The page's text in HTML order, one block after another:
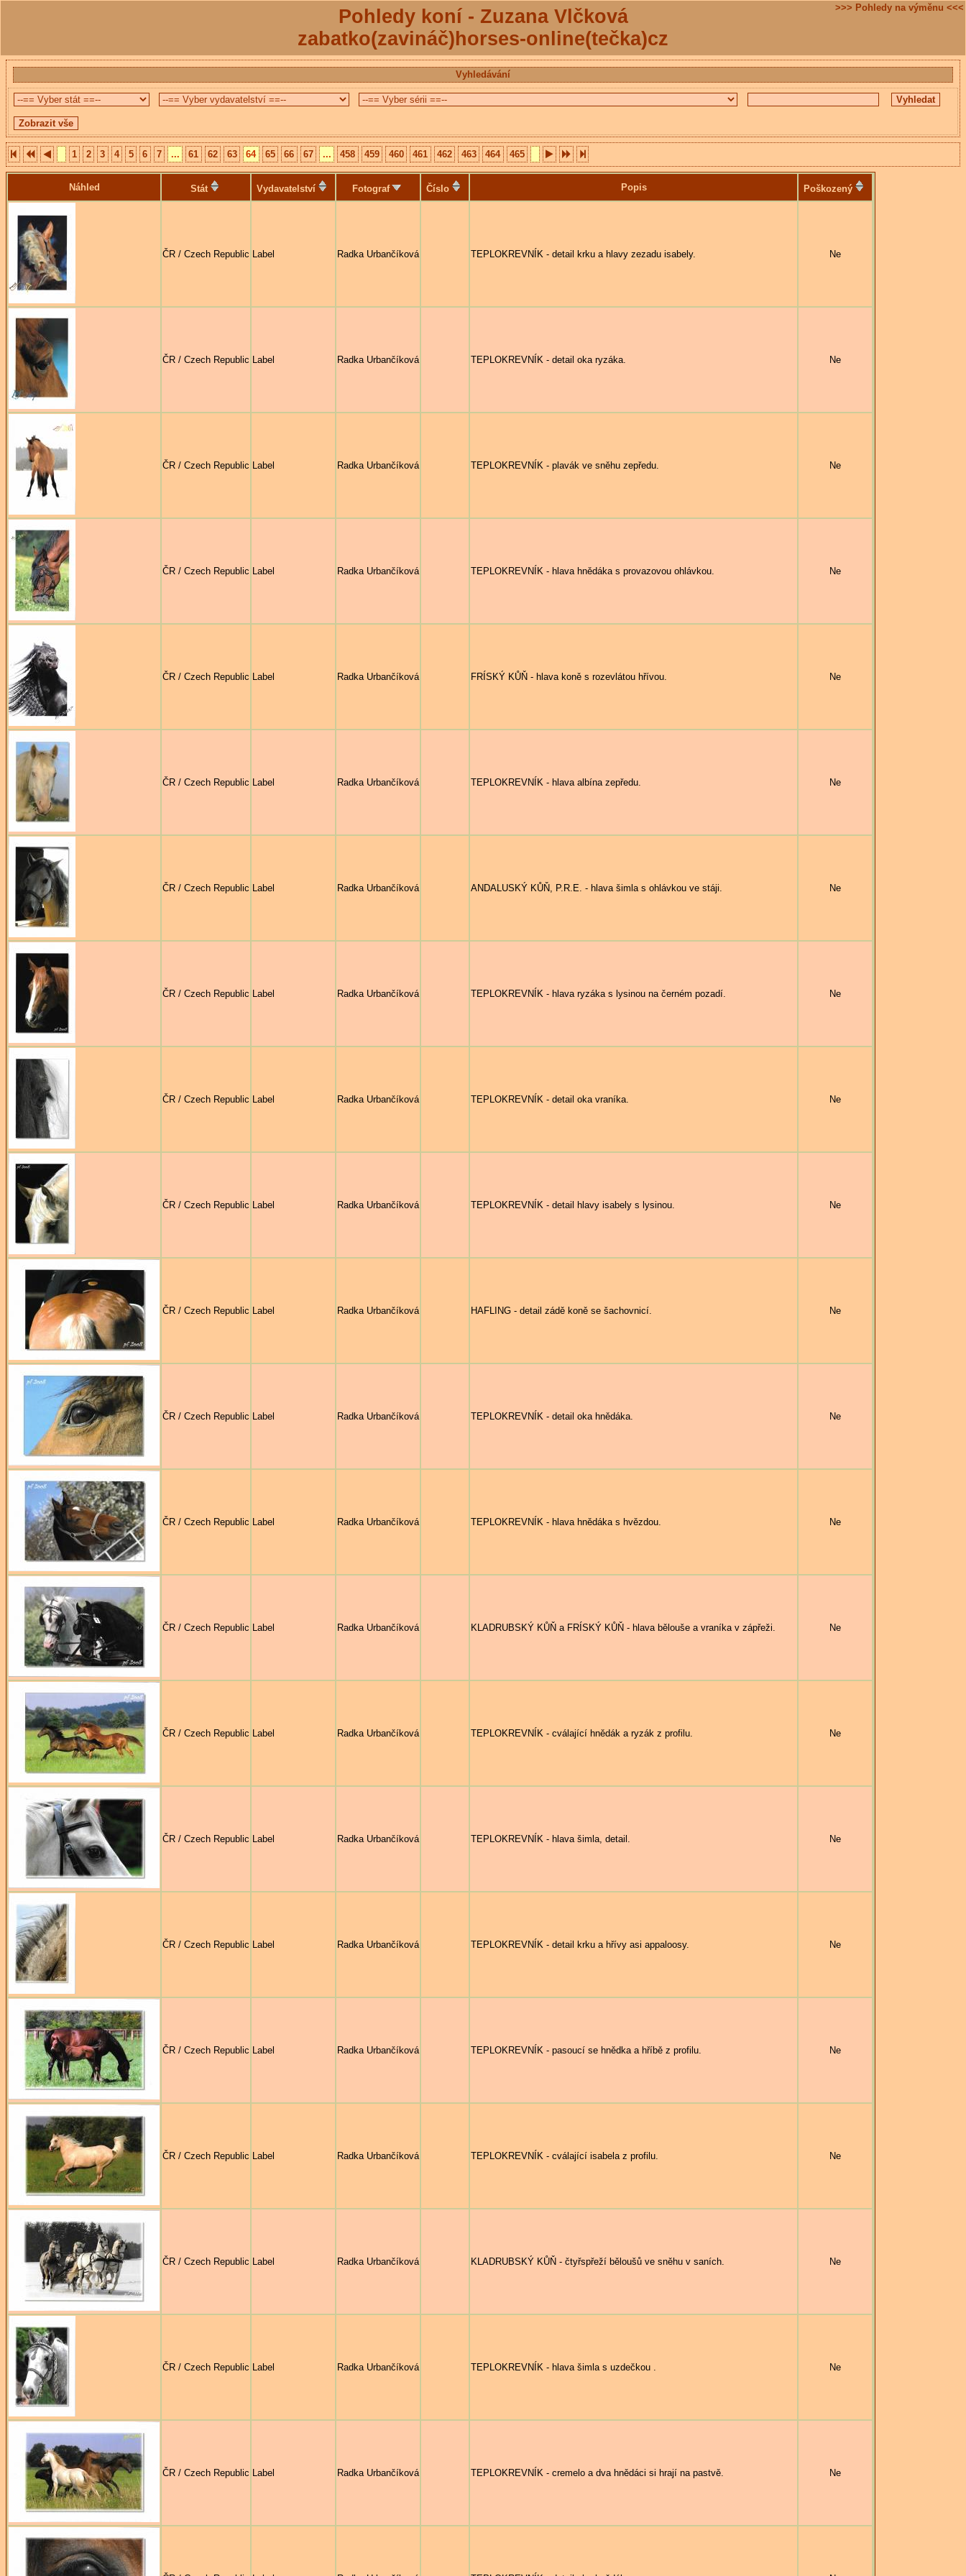
Pohledy koní - Zuzana Vlčková
zabatko(zavináč)horses-online(tečka)cz
>>> Pohledy na výměnu <<<
Vyhledávání
1 2 3 4 5 6 7 ... 61 62 63 64 65 66 67 ... 458 459 460 461 462 463 464 465
Náhled Stát Vydavatelství Fotograf Číslo Popis Poškozený
ČR / Czech Republic Label Radka Urbančíková TEPLOKREVNÍK - detail krku a hlavy zezadu isabely. Ne
ČR / Czech Republic Label Radka Urbančíková TEPLOKREVNÍK - detail oka ryzáka. Ne
ČR / Czech Republic Label Radka Urbančíková TEPLOKREVNÍK - plavák ve sněhu zepředu. Ne
ČR / Czech Republic Label Radka Urbančíková TEPLOKREVNÍK - hlava hnědáka s provazovou ohlávkou. Ne
ČR / Czech Republic Label Radka Urbančíková FRÍSKÝ KŮŇ - hlava koně s rozevlátou hřívou. Ne
ČR / Czech Republic Label Radka Urbančíková TEPLOKREVNÍK - hlava albína zepředu. Ne
ČR / Czech Republic Label Radka Urbančíková ANDALUSKÝ KŮŇ, P.R.E. - hlava šimla s ohlávkou ve stáji. Ne
ČR / Czech Republic Label Radka Urbančíková TEPLOKREVNÍK - hlava ryzáka s lysinou na černém pozadí. Ne
ČR / Czech Republic Label Radka Urbančíková TEPLOKREVNÍK - detail oka vraníka. Ne
ČR / Czech Republic Label Radka Urbančíková TEPLOKREVNÍK - detail hlavy isabely s lysinou. Ne
ČR / Czech Republic Label Radka Urbančíková HAFLING - detail zádě koně se šachovnicí. Ne
ČR / Czech Republic Label Radka Urbančíková TEPLOKREVNÍK - detail oka hnědáka. Ne
ČR / Czech Republic Label Radka Urbančíková TEPLOKREVNÍK - hlava hnědáka s hvězdou. Ne
ČR / Czech Republic Label Radka Urbančíková KLADRUBSKÝ KŮŇ a FRÍSKÝ KŮŇ - hlava bělouše a vraníka v zápřeži. Ne
ČR / Czech Republic Label Radka Urbančíková TEPLOKREVNÍK - cválající hnědák a ryzák z profilu. Ne
ČR / Czech Republic Label Radka Urbančíková TEPLOKREVNÍK - hlava šimla, detail. Ne
ČR / Czech Republic Label Radka Urbančíková TEPLOKREVNÍK - detail krku a hřívy asi appaloosy. Ne
ČR / Czech Republic Label Radka Urbančíková TEPLOKREVNÍK - pasoucí se hnědka a hříbě z profilu. Ne
ČR / Czech Republic Label Radka Urbančíková TEPLOKREVNÍK - cválající isabela z profilu. Ne
ČR / Czech Republic Label Radka Urbančíková KLADRUBSKÝ KŮŇ - čtyřspřeží běloušů ve sněhu v saních. Ne
ČR / Czech Republic Label Radka Urbančíková TEPLOKREVNÍK - hlava šimla s uzdečkou . Ne
ČR / Czech Republic Label Radka Urbančíková TEPLOKREVNÍK - cremelo a dva hnědáci si hrají na pastvě. Ne